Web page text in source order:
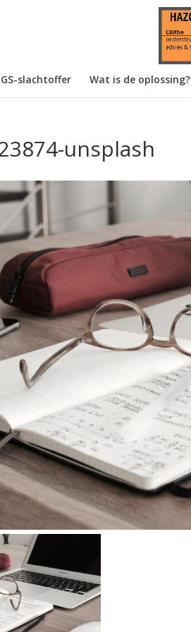
slachtoffer Wat is de oplossing?
unsplash